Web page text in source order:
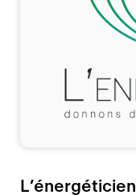
L’énergéticien